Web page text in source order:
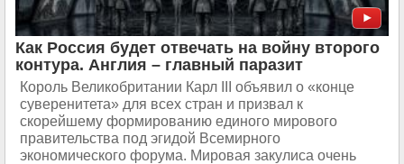
Как Россия будет отвечать на войну второго
контура. Англия – главный паразит
Король Великобритании Карл III объявил о «конце
суверенитета» для всех стран и призвал к
скорейшему формированию единого мирового
правительства под эгидой Всемирного
экономического форума. Мировая закулиса очень